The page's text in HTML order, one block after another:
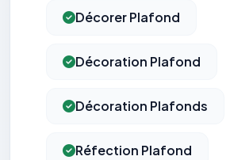
Décorer Plafond
Décoration Plafond
Décoration Plafonds
Réfection Plafond